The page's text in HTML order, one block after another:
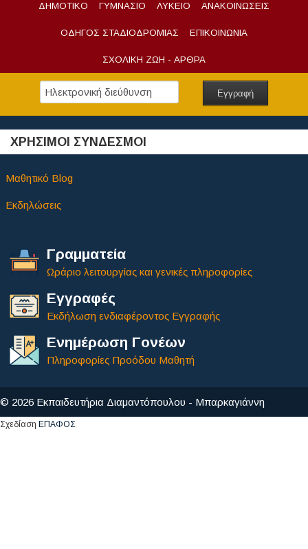
ΔΗΜΟΤΙΚΟ ΓΥΜΝΑΣΙΟ ΛΥΚΕΙΟ ΑΝΑΚΟΙΝΩΣΕΙΣ
ΟΔΗΓΟΣ ΣΤΑΔΙΟΔΡΟΜΙΑΣ ΕΠΙΚΟΙΝΩΝΙΑ
ΣΧΟΛΙΚΗ ΖΩΗ - ΑΡΘΡΑ
ΧΡΗΣΙΜΟΙ ΣΥΝΔΕΣΜΟΙ
Μαθητικό Blog
Εκδηλώσεις
Γραμματεία
Ωράριο λειτουργίας και γενικές πληροφορίες
Εγγραφές
Εκδήλωση ενδιαφέροντος Εγγραφής
Ενημέρωση Γονέων
Πληροφορίες Προόδου Μαθητή
© 2026 Εκπαιδευτήρια Διαμαντόπουλου - Μπαρκαγιάννη
Σχεδίαση ΕΠΑΦΟΣ